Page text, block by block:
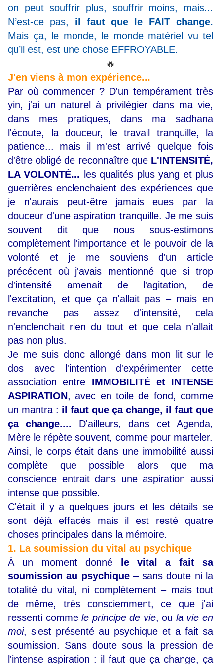
on peut souffrir plus, souffrir moins, mais...
N’est-ce pas,
il faut que le FAIT change.
Mais ça, le monde, le monde matériel vu tel
qu’il est, est une chose EFFROYABLE.
🔥
J'en viens à mon expérience...
Par où commencer ? D'un tempérament très
yin, j'ai un naturel à privilégier dans ma vie,
dans mes pratiques, dans ma sadhana
l'écoute, la douceur, le travail tranquille, la
patience... mais il m'est arrivé quelque fois
d'être obligé de reconnaître que L'INTENSITÉ,
LA VOLONTÉ... les qualités plus yang et plus
guerrières enclenchaient des expériences que
je n'aurais peut-être jamais eues par la
douceur d'une aspiration tranquille. Je me suis
souvent dit que nous sous-estimons
complètement l'importance et le pouvoir de la
volonté et je me souviens d'un article
précédent où j'avais mentionné que si trop
d'intensité amenait de l'agitation, de
l'excitation, et que ça n'allait pas – mais en
revanche pas assez d'intensité, cela
n'enclenchait rien du tout et que cela n'allait
pas non plus.
Je me suis donc allongé dans mon lit sur le
dos avec l'intention d'expérimenter cette
association entre IMMOBILITÉ et INTENSE
ASPIRATION, avec en toile de fond, comme
un mantra : il faut que ça change, il faut que
ça change.... D'ailleurs, dans cet Agenda,
Mère le répète souvent, comme pour marteler.
Ainsi, le corps était dans une immobilité aussi
complète que possible alors que ma
conscience entrait dans une aspiration aussi
intense que possible.
C'était il y a quelques jours et les détails se
sont déjà effacés mais il est resté quatre
choses principales dans la mémoire.
1. La soumission du vital au psychique
À un moment donné
le vital a fait sa
soumission au psychique –sans doute ni la
totalité du vital, ni complètement– mais tout
de même, très consciemment, ce que j'ai
ressenti commele principe de vie, ou la vie en
moi, s'est présenté au psychique et a fait sa
soumission. Sans doute sous la pression de
l'intense aspiration : il faut que ça change, ça